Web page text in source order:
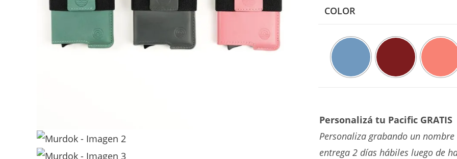
COLOR
Personalizá tu Pacific GRATIS
Personaliza grabando un
entrega 2 días hábiles luego de